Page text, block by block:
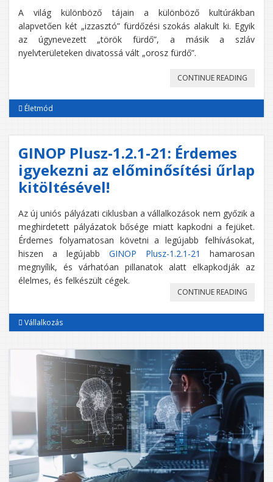
A világ különböző tájain a különböző kultúrákban
alapvetően két „izzasztó” fürdőzési szokás alakult ki. Egyik
az úgynevezett „török fürdő”, a másik a szláv
nyelvterületeken divatossá vált „orosz fürdő”.
CONTINUE READING
Életmód
GINOP Plusz-1.2.1-21: Érdemes
igyekezni az előminősítési űrlap
kitöltésével!
Az új uniós pályázati ciklusban a vállalkozások nem győzik a
meghirdetett pályázatok bősége miatt kapkodni a fejüket.
Érdemes folyamatosan követni a legújabb felhívásokat,
hiszen a legújabb GINOP Plusz-1.2.1-21
hamarosan
megnyílik, és várhatóan pillanatok alatt elkapkodják az
élelmes, és felkészült cégek.
CONTINUE READING
AZ
ŰRLAP
Vállalkozás